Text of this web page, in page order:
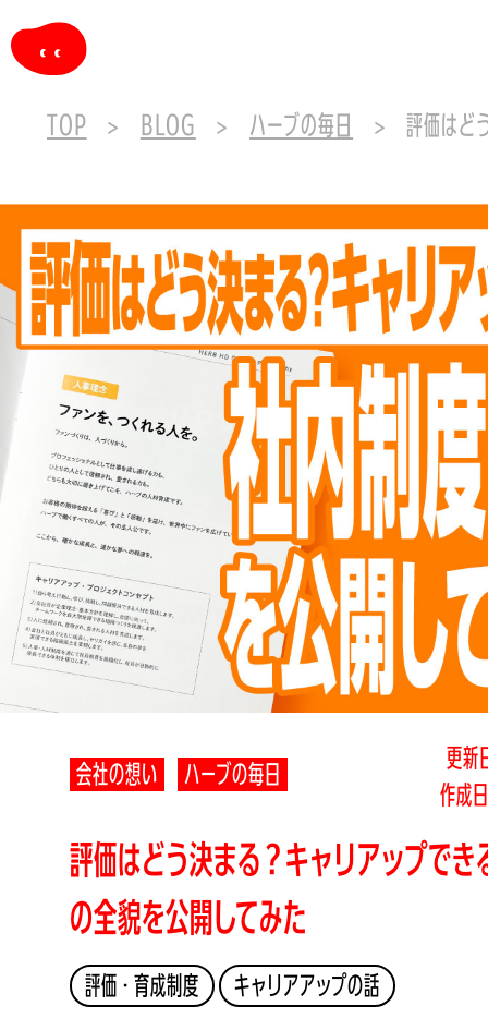
TOP BLOG ハーブの毎日 評価はどう決まる？キ
会社の想い ハーブの毎日
更
作成
評価はどう決まる？キャリアップでき
の全貌を公開してみた
評価・育成制度 キャリアアップの話